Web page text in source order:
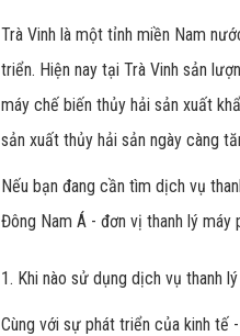
Trà Vinh là một tỉnh miền Nam
triển. Hiện nay tại Trà Vinh sản
máy chế biến thủy hải sản xuất
sản xuất thủy hải sản ngày càng
Nếu bạn đang cần tìm dịch vụ
Đông Nam Á - đơn vị thanh lý máy
1. Khi nào sử dụng dịch vụ thanh
Cùng với sự phát triển của kinh tế